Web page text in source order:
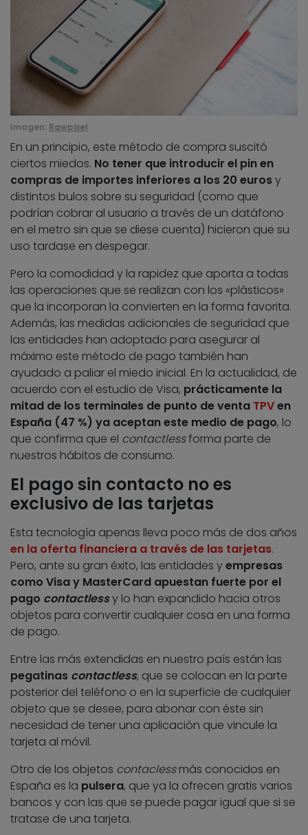
Imagen: Rawpixel
En un principio, este método de compra suscitó
ciertos miedos. No tener que introducir el pin en
compras de importes inferiores a los 20 eurosy
distintos bulos sobre su seguridad (como que
podrían cobrar al usuario a través de un datáfono
en el metro sin que se diese cuenta) hicieron que su
uso tardase en despegar.
Pero la comodidad y la rapidez que aporta a todas
las operaciones que se realizan con los «plásticos»
que la incorporan la convierten en la forma favorita.
Además, las medidas adicionales de seguridad que
las entidades han adoptado para asegurar al
máximo este método de pago también han
ayudado a paliar el miedo inicial. En la actualidad, de
acuerdo con el estudio de Visa, prácticamente la
mitad de los terminales de punto de venta TPVen
España (47 %) ya aceptan este medio de pago, lo
que confirma que el contactlessforma parte de
nuestros hábitos de consumo.
El pago sin contacto no es
exclusivo de las tarjetas
Esta tecnología apenas lleva poco más de dos años
en la oferta financiera a través de las tarjetas.
Pero, ante su gran éxito, las entidades yempresas
como Visa y MasterCard apuestan fuerte por el
pago contactlessy lo han expandido hacia otros
objetos para convertir cualquier cosa en una forma
de pago.
Entre las más extendidas en nuestro país están las
pegatinas contactless, que se colocan en la parte
posterior del teléfono o en la superficie de cualquier
objeto que se desee, para abonar con éste sin
necesidad de tener una aplicación que vincule la
tarjeta al móvil.
Otro de los objetos contaclessmás conocidos en
España es la pulsera, que ya la ofrecen gratis varios
bancos y con las que se puede pagar igual que si se
tratase de una tarjeta.